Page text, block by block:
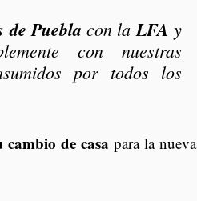
de Puebla con la LFA y
con nuestras
por todos los
de casa para la nueva